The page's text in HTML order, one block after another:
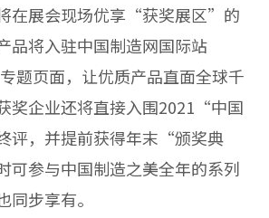
在展会现场优享“获奖展区”的
品将入驻中国制造网国际站
题页面，让优质产品直面全球千
奖企业还将直接入围2021 “中国
评，并提前获得年末“颁奖典
可参与中国制造之美全年的系列
同步享有。